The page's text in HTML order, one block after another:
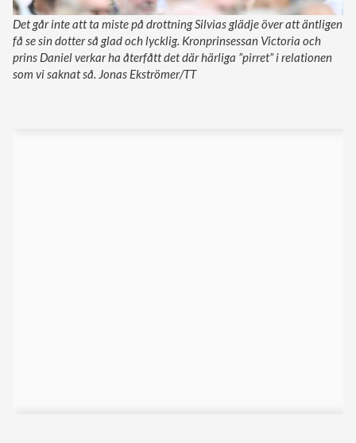
Det går inte att ta miste på drottning Silvias glädje över att äntligen
få se sin dotter så glad och lycklig. Kronprinsessan Victoria och
prins Daniel verkar ha återfått det där härliga ”pirret” i relationen
som vi saknat så. Jonas Ekströmer/TT